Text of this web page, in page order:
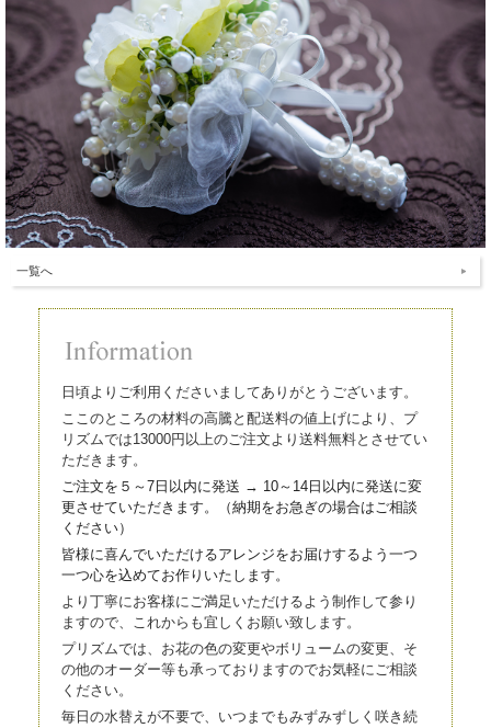
一覧へ
日頃よりご利用くださいましてありがとうございます。
ここのところの材料の高騰と配送料の値上げにより、プ
リズムでは13000円以上のご注文より送料無料とさせてい
ただきます。
ご注文を５～7日以内に発送 → 10～14日以内に発送に変
更させていただきます。（納期をお急ぎの場合はご相談
ください）
皆様に喜んでいただけるアレンジをお届けするよう一つ
一つ心を込めてお作りいたします。
より丁寧にお客様にご満足いただけるよう制作して参り
ますので、これからも宜しくお願い致します。
プリズムでは、お花の色の変更やボリュームの変更、そ
の他のオーダー等も承っておりますのでお気軽にご相談
ください。
毎日の水替えが不要で、いつまでもみずみずしく咲き続